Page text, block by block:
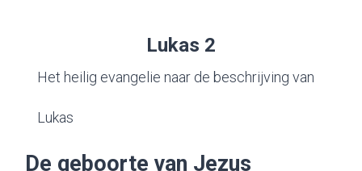
Lukas 2
Het heilig evangelie naar de beschrijving van
Lukas
De geboorte van Jezus